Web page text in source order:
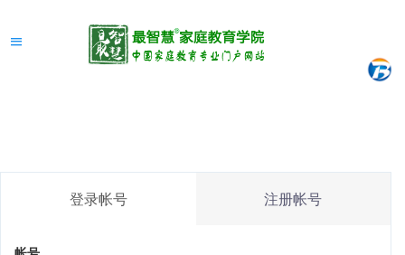
登录帐号 注册帐号